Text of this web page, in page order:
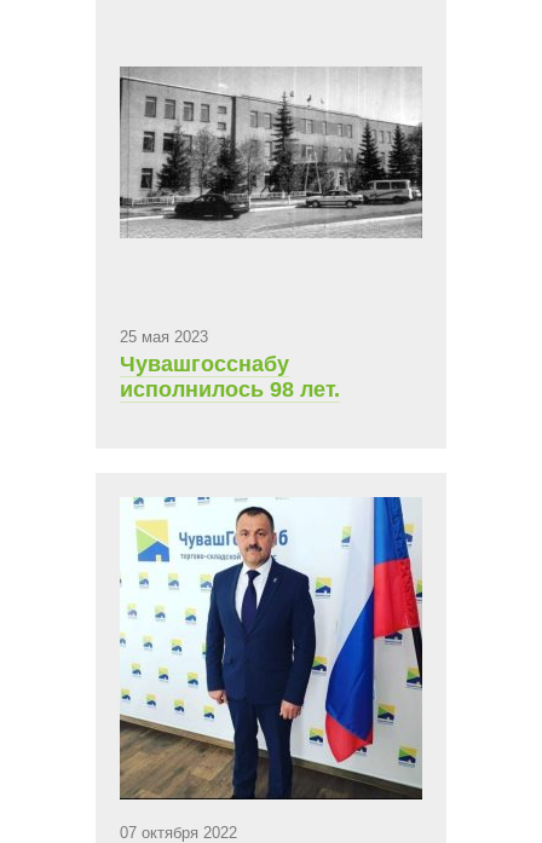
25 мая 2023
Чувашгосснабу
исполнилось 98 лет.
07 октября 2022